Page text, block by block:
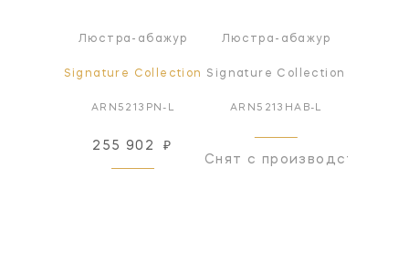
Люстра-абажур
Signature Collection
ARN5213PN-L
255 902 ₽
Люстра-абажур
Signature Collection
ARN5213HAB-L
Снят с производстваСнят с